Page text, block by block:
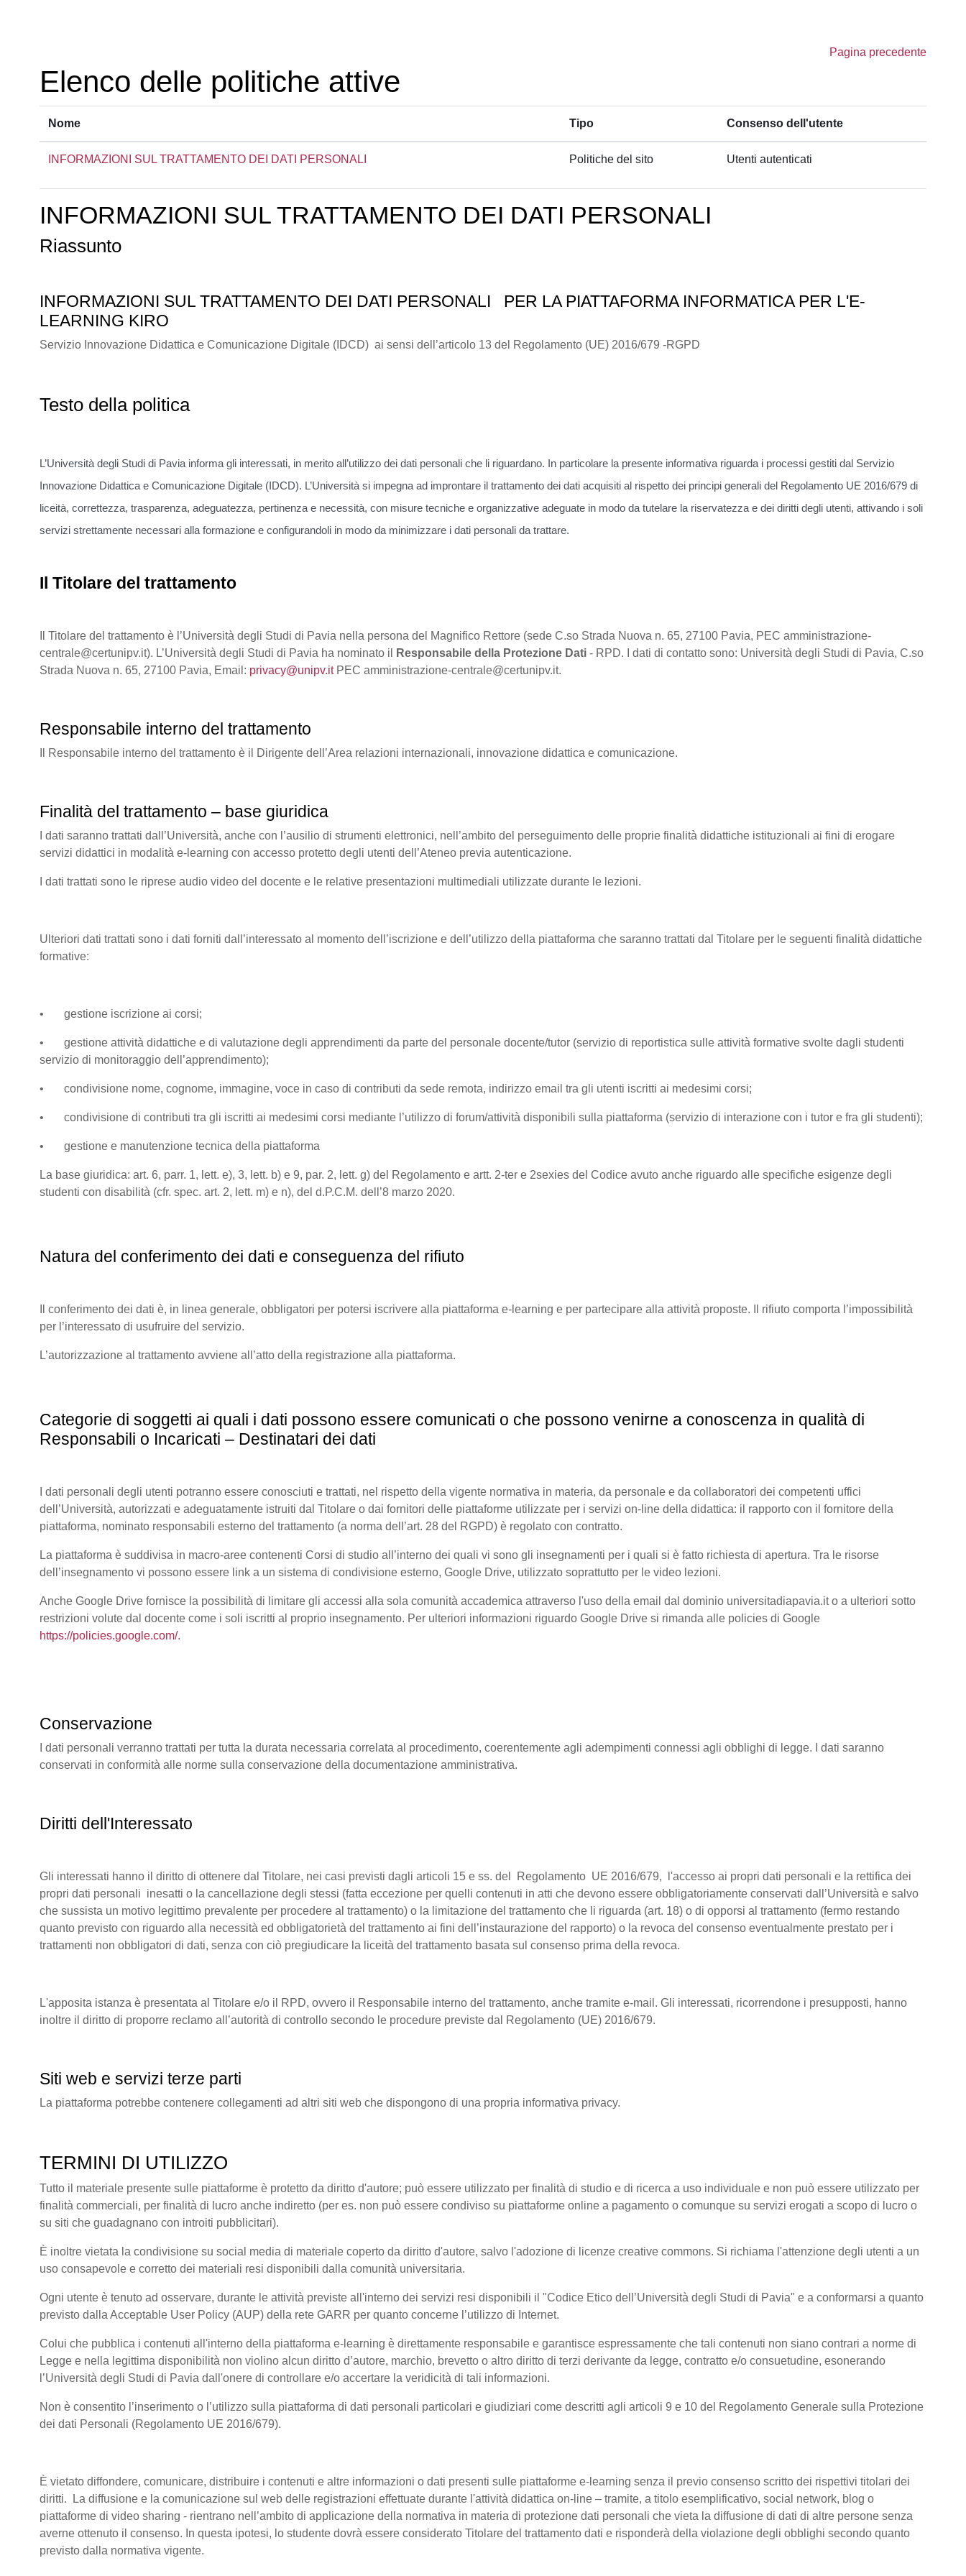
Pagina precedente
Elenco delle politiche attive
Nome Tipo Consenso dell'utente
INFORMAZIONI SUL TRATTAMENTO DEI DATI PERSONALI Politiche del sito Utenti autenticati
INFORMAZIONI SUL TRATTAMENTO DEI DATI PERSONALI
Riassunto
INFORMAZIONI SUL TRATTAMENTO DEI DATI PERSONALI
PER LA PIATTAFORMA INFORMATICA PER L'E-
LEARNING KIRO
Servizio Innovazione Didattica e Comunicazione Digitale (IDCD) ai sensi dell’articolo 13 del Regolamento (UE) 2016/679 -RGPD
Testo della politica
L’Università degli Studi di Pavia informa gli interessati, in merito all’utilizzo dei dati personali che li riguardano. In particolare la presente informativa riguarda i processi gestiti dal Servizio
Innovazione Didattica e Comunicazione Digitale (IDCD). L’Università si impegna ad improntare il trattamento dei dati acquisiti al rispetto dei principi generali del Regolamento UE 2016/679 di
liceità, correttezza, trasparenza, adeguatezza, pertinenza e necessità, con misure tecniche e organizzative adeguate in modo da tutelare la riservatezza e dei diritti degli utenti, attivando i soli
servizi strettamente necessari alla formazione e configurandoli in modo da minimizzare i dati personali da trattare.
Il Titolare del trattamento
Il Titolare del trattamento è l’Università degli Studi di Pavia nella persona del Magnifico Rettore (sede C.so Strada Nuova n. 65, 27100 Pavia, PEC amministrazione-
centrale@certunipv.it). L’Università degli Studi di Pavia ha nominato il
Responsabile della Protezione Dati - RPD. I dati di contatto sono: Università degli Studi di Pavia, C.so
Strada Nuova n. 65, 27100 Pavia, Email: privacy@unipv.itPEC amministrazione-centrale@certunipv.it.
Responsabile interno del trattamento
Il Responsabile interno del trattamento è il Dirigente dell’Area relazioni internazionali, innovazione didattica e comunicazione.
Finalità del trattamento – base giuridica
I dati saranno trattati dall’Università, anche con l’ausilio di strumenti elettronici, nell’ambito del perseguimento delle proprie finalità didattiche istituzionali ai fini di erogare
servizi didattici in modalità e-learning con accesso protetto degli utenti dell’Ateneo previa autenticazione.
I dati trattati sono le riprese audio video del docente e le relative presentazioni multimediali utilizzate durante le lezioni.
Ulteriori dati trattati sono i dati forniti dall’interessato al momento dell’iscrizione e dell’utilizzo della piattaforma che saranno trattati dal Titolare per le seguenti finalità didattiche
formative:
• gestione iscrizione ai corsi;
• gestione attività didattiche e di valutazione degli apprendimenti da parte del personale docente/tutor (servizio di reportistica sulle attività formative svolte dagli studenti
servizio di monitoraggio dell’apprendimento);
• condivisione nome, cognome, immagine, voce in caso di contributi da sede remota, indirizzo email tra gli utenti iscritti ai medesimi corsi;
• condivisione di contributi tra gli iscritti ai medesimi corsi mediante l’utilizzo di forum/attività disponibili sulla piattaforma (servizio di interazione con i tutor e fra gli studenti);
• gestione e manutenzione tecnica della piattaforma
La base giuridica: art. 6, parr. 1, lett. e), 3, lett. b) e 9, par. 2, lett. g) del Regolamento e artt. 2-ter e 2sexies del Codice avuto anche riguardo alle specifiche esigenze degli
studenti con disabilità (cfr. spec. art. 2, lett. m) e n), del d.P.C.M. dell’8 marzo 2020.
Natura del conferimento dei dati e conseguenza del rifiuto
Il conferimento dei dati è, in linea generale, obbligatori per potersi iscrivere alla piattaforma e-learning e per partecipare alla attività proposte. Il rifiuto comporta l’impossibilità
per l’interessato di usufruire del servizio.
L’autorizzazione al trattamento avviene all’atto della registrazione alla piattaforma.
Categorie di soggetti ai quali i dati possono essere comunicati o che possono venirne a conoscenza in qualità di
Responsabili o Incaricati – Destinatari dei dati
I dati personali degli utenti potranno essere conosciuti e trattati, nel rispetto della vigente normativa in materia, da personale e da collaboratori dei competenti uffici
dell’Università, autorizzati e adeguatamente istruiti dal Titolare o dai fornitori delle piattaforme utilizzate per i servizi on-line della didattica: il rapporto con il fornitore della
piattaforma, nominato responsabili esterno del trattamento (a norma dell’art. 28 del RGPD) è regolato con contratto.
La piattaforma è suddivisa in macro-aree contenenti Corsi di studio all’interno dei quali vi sono gli insegnamenti per i quali si è fatto richiesta di apertura. Tra le risorse
dell’insegnamento vi possono essere link a un sistema di condivisione esterno, Google Drive, utilizzato soprattutto per le video lezioni.
Anche Google Drive fornisce la possibilità di limitare gli accessi alla sola comunità accademica attraverso l'uso della email dal dominio universitadiapavia.it o a ulteriori sotto
restrizioni volute dal docente come i soli iscritti al proprio insegnamento. Per ulteriori informazioni riguardo Google Drive si rimanda alle policies di Google
https://policies.google.com/.
Conservazione
I dati personali verranno trattati per tutta la durata necessaria correlata al procedimento, coerentemente agli adempimenti connessi agli obblighi di legge. I dati saranno
conservati in conformità alle norme sulla conservazione della documentazione amministrativa.
Diritti dell'Interessato
Gli interessati hanno il diritto di ottenere dal Titolare, nei casi previsti dagli articoli 15 e ss. del Regolamento UE 2016/679, l'accesso ai propri dati personali e la rettifica dei
propri dati personali inesatti o la cancellazione degli stessi (fatta eccezione per quelli contenuti in atti che devono essere obbligatoriamente conservati dall’Università e salvo
che sussista un motivo legittimo prevalente per procedere al trattamento) o la limitazione del trattamento che li riguarda (art. 18) o di opporsi al trattamento (fermo restando
quanto previsto con riguardo alla necessità ed obbligatorietà del trattamento ai fini dell’instaurazione del rapporto) o la revoca del consenso eventualmente prestato per i
trattamenti non obbligatori di dati, senza con ciò pregiudicare la liceità del trattamento basata sul consenso prima della revoca.
L'apposita istanza è presentata al Titolare e/o il RPD, ovvero il Responsabile interno del trattamento, anche tramite e-mail. Gli interessati, ricorrendone i presupposti, hanno
inoltre il diritto di proporre reclamo all’autorità di controllo secondo le procedure previste dal Regolamento (UE) 2016/679.
Siti web e servizi terze parti
La piattaforma potrebbe contenere collegamenti ad altri siti web che dispongono di una propria informativa privacy.
TERMINI DI UTILIZZO
Tutto il materiale presente sulle piattaforme è protetto da diritto d'autore; può essere utilizzato per finalità di studio e di ricerca a uso individuale e non può essere utilizzato per
finalità commerciali, per finalità di lucro anche indiretto (per es. non può essere condiviso su piattaforme online a pagamento o comunque su servizi erogati a scopo di lucro o
su siti che guadagnano con introiti pubblicitari).
È inoltre vietata la condivisione su social media di materiale coperto da diritto d'autore, salvo l'adozione di licenze creative commons. Si richiama l'attenzione degli utenti a un
uso consapevole e corretto dei materiali resi disponibili dalla comunità universitaria.
Ogni utente è tenuto ad osservare, durante le attività previste all'interno dei servizi resi disponibili il "Codice Etico dell’Università degli Studi di Pavia" e a conformarsi a quanto
previsto dalla Acceptable User Policy (AUP) della rete GARR per quanto concerne l’utilizzo di Internet.
Colui che pubblica i contenuti all'interno della piattaforma e-learning è direttamente responsabile e garantisce espressamente che tali contenuti non siano contrari a norme di
Legge e nella legittima disponibilità non violino alcun diritto d’autore, marchio, brevetto o altro diritto di terzi derivante da legge, contratto e/o consuetudine, esonerando
l’Università degli Studi di Pavia dall'onere di controllare e/o accertare la veridicità di tali informazioni.
Non è consentito l’inserimento o l’utilizzo sulla piattaforma di dati personali particolari e giudiziari come descritti agli articoli 9 e 10 del Regolamento Generale sulla Protezione
dei dati Personali (Regolamento UE 2016/679).
È vietato diffondere, comunicare, distribuire i contenuti e altre informazioni o dati presenti sulle piattaforme e-learning senza il previo consenso scritto dei rispettivi titolari dei
diritti. La diffusione e la comunicazione sul web delle registrazioni effettuate durante l'attività didattica on-line – tramite, a titolo esemplificativo, social network, blog o
piattaforme di video sharing - rientrano nell’ambito di applicazione della normativa in materia di protezione dati personali che vieta la diffusione di dati di altre persone senza
averne ottenuto il consenso. In questa ipotesi, lo studente dovrà essere considerato Titolare del trattamento dati e risponderà della violazione degli obblighi secondo quanto
previsto dalla normativa vigente.